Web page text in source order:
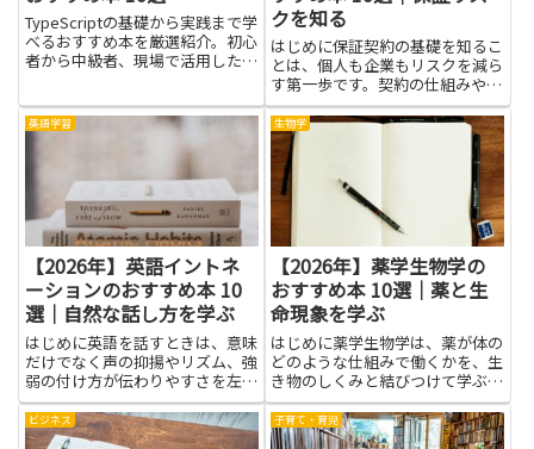
TypeScriptの基礎から実践まで学
べるおすすめ本を厳選紹介。初心
者から中級者、現場で活用したい
クを知る
はじめに保証契約の基礎を知るこ
とは、個人も企業もリスクを減ら
す第一歩です。契約の仕組みや保
証人の責任、債権者の権利といっ
た基本知識を本で学ぶと、将来起
こりうる問題を事前に想定でき、
対応力が高まります。実際の事例
や判例の解説を通して、どのよ
う...
英語学習
【2026年】英語イントネ
ーションのおすすめ本 10
選｜自然な話し方を学ぶ
はじめに英語を話すときは、意味
だけでなく声の抑揚やリズム、強
弱の付け方が伝わりやすさを左右
します。英語イントネーションを
正しく学ぶと、相手に伝わる速度
や自然さが増し、自信を持って会
生物学
【2026年】薬学生物学の
おすすめ本 10選｜薬と生
命現象を学ぶ
はじめに薬学生物学は、薬が体の
どのような仕組みで働くかを、生
き物のしくみと結びつけて学ぶ分
野です。薬の成分が細胞や臓器で
どう作用するかを知ると、授業の
理解がぐんと深まり、日常の健康
ビジネス 子育て・育児